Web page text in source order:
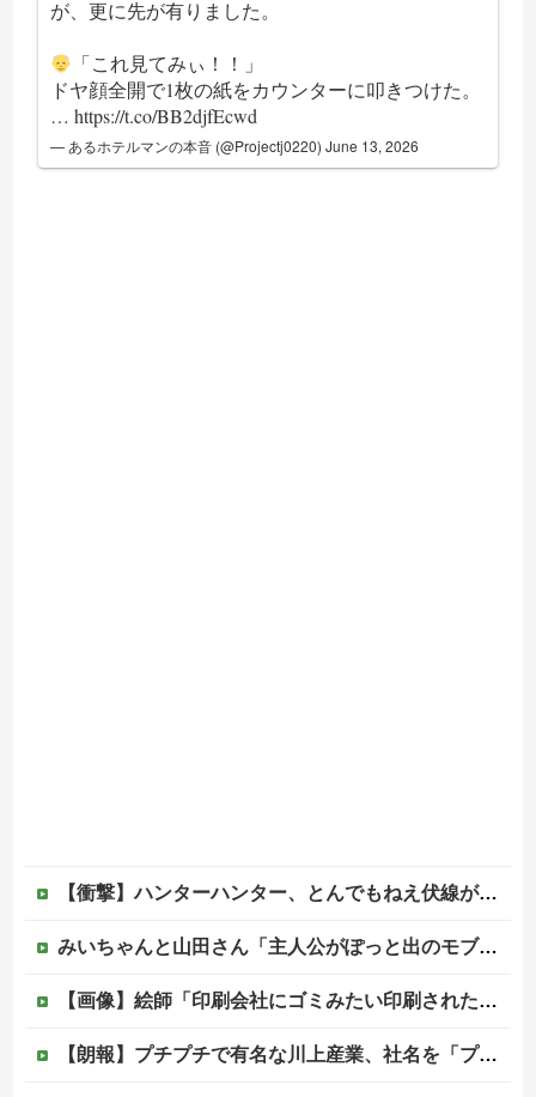
が、更に先が有りました。
「これ見てみぃ！！」
ドヤ顔全開で1枚の紙をカウンターに叩きつけた。
…https://t.co/BB2djfEcwd
— あるホテルマンの本音 (@Projectj0220)June 13, 2026
【衝撃】ハンターハンター、とんでもねえ伏線が発掘される。クルタ族の虐殺犯人がツェリードニヒだった模様！
みいちゃんと山田さん「主人公がぽっと出のモブに殺されて終わります」←これ
【画像】絵師「印刷会社にゴミみたい印刷されたから晒すわ」→お前がクレーマーだと大炎上
【朗報】プチプチで有名な川上産業、社名を「プチプチ株式会社」に変更wwwww他